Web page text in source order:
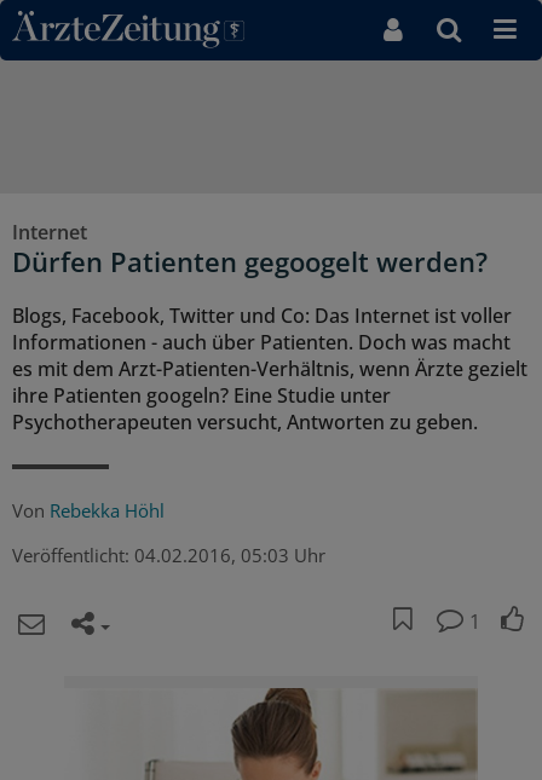
Direkt zum Inhaltsbereich
Internet
Dürfen Patienten gegoogelt werden?
Blogs, Facebook, Twitter und Co: Das Internet ist voller
Informationen - auch über Patienten. Doch was macht
es mit dem Arzt-Patienten-Verhältnis, wenn Ärzte gezielt
ihre Patienten googeln? Eine Studie unter
Psychotherapeuten versucht, Antworten zu geben.
Von Rebekka Höhl
Veröffentlicht: 04.02.2016, 05:03 Uhr
1